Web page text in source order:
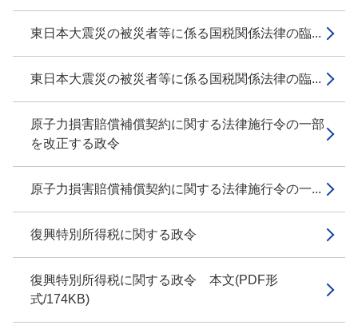
東日本大震災の被災者等に係る国税関係法律の臨...
東日本大震災の被災者等に係る国税関係法律の臨...
原子力損害賠償補償契約に関する法律施行令の一部
を改正する政令
原子力損害賠償補償契約に関する法律施行令の一...
復興特別所得税に関する政令
復興特別所得税に関する政令 本文(PDF形
式/174KB)